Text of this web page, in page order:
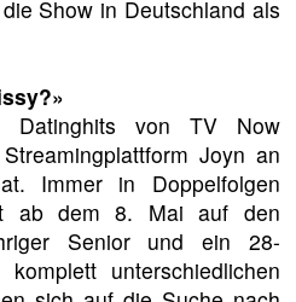
Show in Deutschland als
Datinghits von TV Now
Joyn an
Immer in Doppelfolgen
ab dem 8. Mai auf den
Senior und ein 28-
unterschiedlichen